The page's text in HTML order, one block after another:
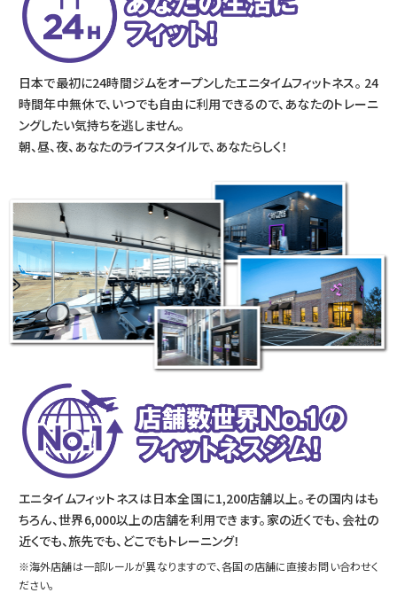
日本で最初に24時間ジムをオープンしたエニタイムフィットネス。 24
時間年中無休で、いつでも自由に利用できるので、あなたのトレーニ
ングしたい気持ちを逃しません。
朝、昼、夜、あなたのライフスタイルで、あなたらしく！
エニタイムフィットネスは日本全国に1,200店舗以上。その国内はも
ちろん、世界6,000以上の店舗を利用できます。家の近くでも、会社の
近くでも、旅先でも、どこでもトレーニング！
※海外店舗は一部ルールが異なりますので、各国の店舗に直接お問い合わせく
ださい。